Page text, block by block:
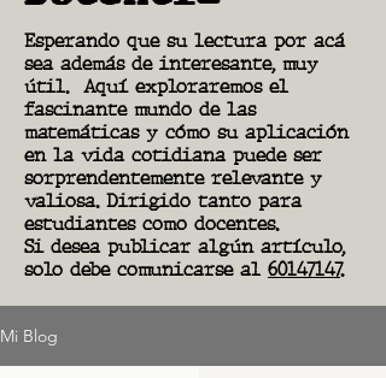
Esperando que su lectura por acá
sea además de interesante, muy
útil. Aquí exploraremos el
fascinante mundo de las
matemáticas y cómo su aplicación
en la vida cotidiana puede ser
sorprendentemente relevante y
valiosa. Dirigido tanto para
estudiantes como docentes.
Si desea publicar algún artículo,
solo debe comunicarse al 60147147.
Mi Blog